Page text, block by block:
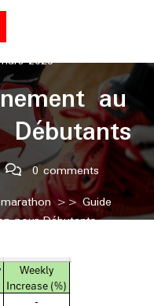
2026
au
0 comments
marathon>> Guide
pour Débutants